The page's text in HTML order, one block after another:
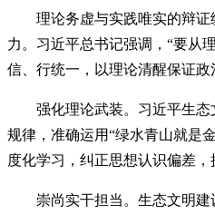
理论务虚与实践唯实的辩
力。习近平总书记强调，“要从
信、行统一，以理论清醒保证政
强化理论武装。习近平生
规律，准确运用“绿水青山就是
度化学习，纠正思想认识偏差
崇尚实干担当。生态文明